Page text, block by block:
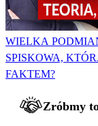
WIELKA
SPISKOWA,
FAKTEM?
Zróbmy